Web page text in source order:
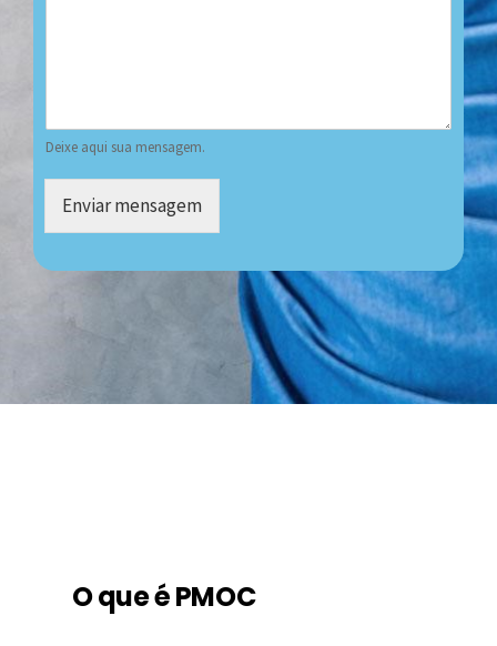
Deixe aqui sua mensagem.
Enviar mensagem
O que é PMOC